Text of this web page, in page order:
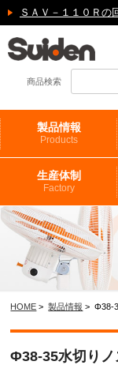
ＳＡＶ－１１０Ｒの
商品検索
製品情報
Products
生産体制
Factory
HOME >製品情報 >
Φ38‐35水切りノ